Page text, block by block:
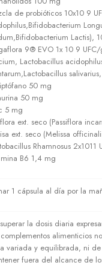
de probióticos 10x10 9
Lactis),
9® EVO 1x 10 9
Lactobacillus
50 mg
50 mg
5 mg
ext. seco (Passiflora
ext. seco (Melissa
Rhamnosus
B6 1,4 mg
1 cápsula al día por la
la dosis diaria
alimenticios
variada y equilibrada, ni
fuera del alcance de